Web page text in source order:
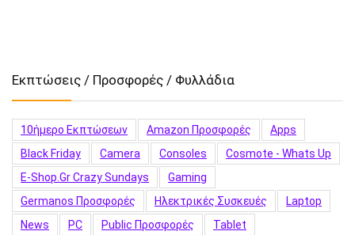
Εκπτώσεις / Προσφορές / Φυλλάδια
10ήμερο Εκπτώσεων Amazon Προσφορές
Apps
Black Friday
Camera Consoles
Cosmote - Whats Up
E-Shop.gr Crazy Sundays
Gaming
Germanos Προσφορές
Hλεκτρικές Συσκευές
Laptop
News
PC Public Προσφορές
Tablet